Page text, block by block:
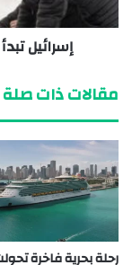
إسرائيل
مقالات ذات صلة
رحلة بحرية فاخرة